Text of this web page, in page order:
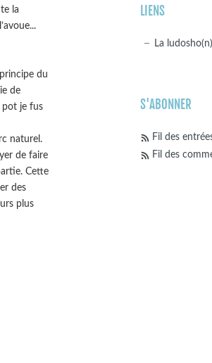
la
du
de
pot je fus
naturel.
de faire
Cette
des
plus
LIENS
La
S'ABONNER
Fil des
Fil des